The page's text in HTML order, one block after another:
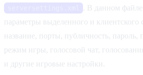
. В данном
параметры выделенного и клиентского
название, порты, публичность, пароль,
режим игры, голосовой чат,
и другие игровые настройки.